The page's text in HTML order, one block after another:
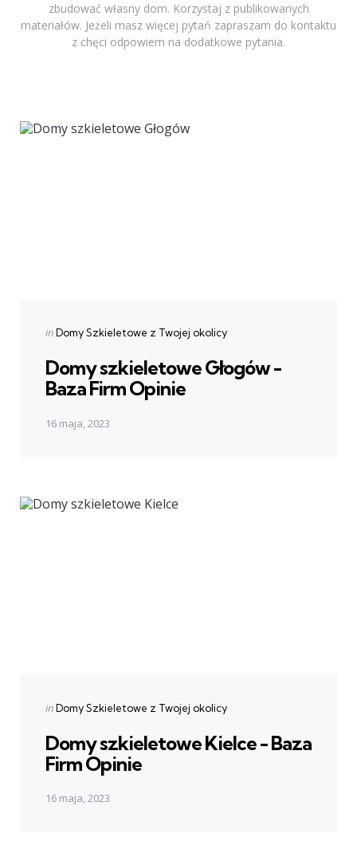
zbudować własny dom. Korzystaj z publikowanych
materiałów. Jeżeli masz więcej pytań zapraszam do kontaktu
z chęci odpowiem na dodatkowe pytania.
navigation
Posted
inDomy Szkieletowe z Twojej okolicy
Domy szkieletowe Głogów -
Baza Firm Opinie
16 maja, 2023
Posted
inDomy Szkieletowe z Twojej okolicy
Domy szkieletowe Kielce - Baza
Firm Opinie
16 maja, 2023